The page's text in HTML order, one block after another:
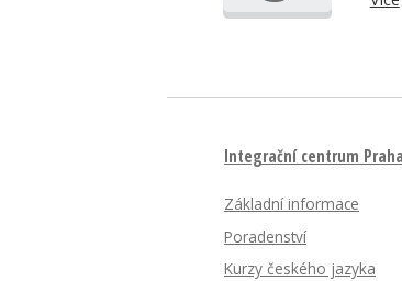
Integrační centrum Praha
Základní informace
Poradenství
Kurzy českého jazyka